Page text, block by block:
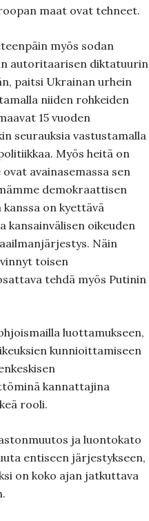
maat ovat tehneet.
myös sodan
autoritaarisen diktatuurin
paitsi Ukrainan urhein
niiden rohkeiden
15 vuoden
seurauksia vastustamalla
Myös heitä on
avainasemassa sen
demokraattisen
on kyettävä
kansainvälisen oikeuden
Näin
toisen
tehdä myös Putinin
luottamukseen,
kunnioittamiseen
kannattajina
rooli.
ja luontokato
entiseen järjestykseen,
on koko ajan jatkuttava